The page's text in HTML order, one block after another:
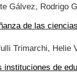
Gálvez, Rodrigo
de las
Trimarchi, Helie
instituciones de